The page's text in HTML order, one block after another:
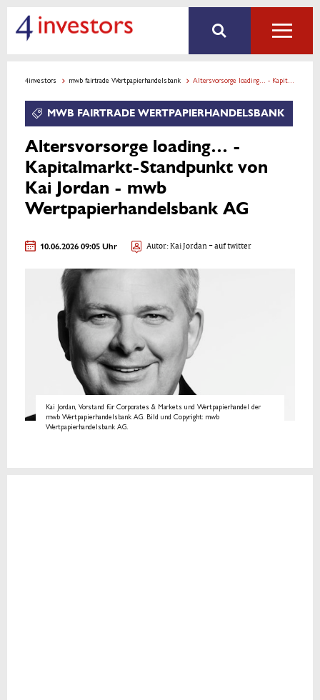
4investors mwb fairtrade Wertpapierhandelsbank Altersvorsorge loading… - Kapitalmarkt-Standpunkt von Kai Jordan - mwb Wertpapierhandelsbank AG
MWB FAIRTRADE WERTPAPIERHANDELSBANK
Altersvorsorge loading… -
Kapitalmarkt-Standpunkt von
Kai Jordan - mwb
Wertpapierhandelsbank AG
10.06.2026 09:05 Uhr Autor:Kai Jordan- auf twitter
Kai Jordan, Vorstand für Corporates & Markets und Wertpapierhandel der
mwb Wertpapierhandelsbank AG. Bild und Copyright: mwb
Wertpapierhandelsbank AG.